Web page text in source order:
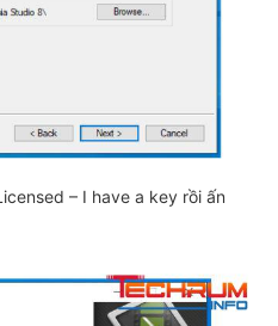
– I have a key rồi ấn